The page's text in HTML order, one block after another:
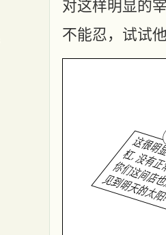
对这样明显的
不能忍，试试